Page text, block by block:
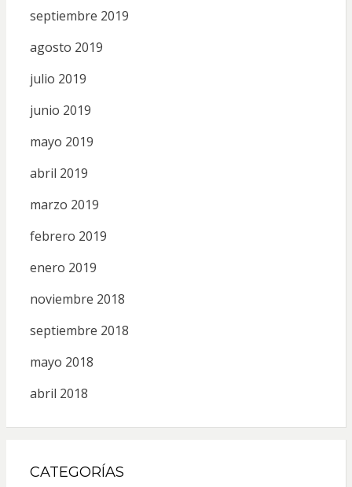
septiembre 2019
agosto 2019
julio 2019
junio 2019
mayo 2019
abril 2019
marzo 2019
febrero 2019
enero 2019
noviembre 2018
septiembre 2018
mayo 2018
abril 2018
CATEGORÍAS